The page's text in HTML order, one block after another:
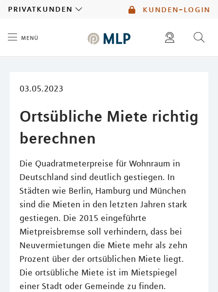
kunden-login
privatkunden
menü
03.05.2023
Ortsübliche Miete richtig
berechnen
Die Quadratmeterpreise für Wohnraum in
Deutschland sind deutlich gestiegen. In
Städten wie Berlin, Hamburg und München
sind die Mieten in den letzten Jahren stark
gestiegen. Die 2015 eingeführte
Mietpreisbremse soll verhindern, dass bei
Neuvermietungen die Miete mehr als zehn
Prozent über der ortsüblichen Miete liegt.
Die ortsübliche Miete ist im Mietspiegel
einer Stadt oder Gemeinde zu finden.